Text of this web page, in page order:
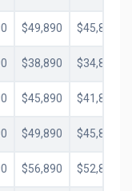
$49,890 $45,890
$38,890 $34,890
$45,890 $41,890
$49,890 $45,890
$56,890 $52,890